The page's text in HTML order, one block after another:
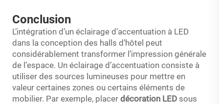
Conclusion
L’intégration d’un éclairage d’accentuation à LED
dans la conception des halls d’hôtel peut
considérablement transformer l’impression générale
de l’espace. Un éclairage d’accentuation consiste à
utiliser des sources lumineuses pour mettre en
valeur certaines zones ou certains éléments de
mobilier. Par exemple, placer décoration LED sous